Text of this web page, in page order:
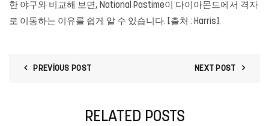
한 야구와 비교해 보면, National Pastime이 다이아몬드에서 격자
로 이동하는 이유를 쉽게 알 수 있습니다. [출처 : Harris].
PREVIOUS POST NEXT POST
RELATED POSTS